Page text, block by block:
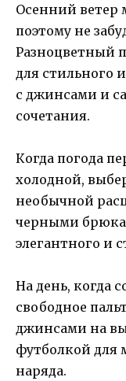
Осенний ветер
поэтому не
Разноцветный
для стильного
с джинсами и
сочетания.
Когда погода
холодной,
необычной
черными
элегантного и
На день, когда
свободное
джинсами на
футболкой для
наряда.